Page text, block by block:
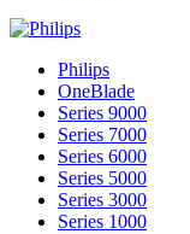
Philips
OneBlade
Series 9000
Series 7000
Series 6000
Series 5000
Series 3000
Series 1000